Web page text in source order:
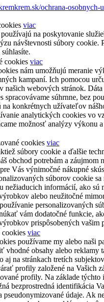
ochrana-osobnych-
viac
na poskytovanie
návštevnosti súbory cookie.
cookies viac
nám umožňujú meranie
kampaní. Ich pomocou
našich webových stránok.
spracovávame súhrnne, bez
na konkrétnych užívateľov
analytických cookies vo
možnosť analýzy výkonu
cookies viac
súbory cookie a ďalšie
obchod potrebám a záujmom
Vás výnimočné nákupné
súborov cookie
nežiaducich informácií, ako sú
alebo neužitočné
personalizovaných
vám dodatočné funkcie,
prispôsobených vašim
cookies viac
používame my alebo naši
vhodné obsahy alebo reklamy
aj na stránkach tretích
profily založené na Vašich
profily. Na základe týchto
bezprostredná identifikácia
pseudonymizované údaje. Ak